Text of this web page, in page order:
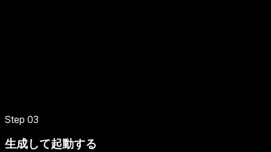
Step 03
生成して起動する